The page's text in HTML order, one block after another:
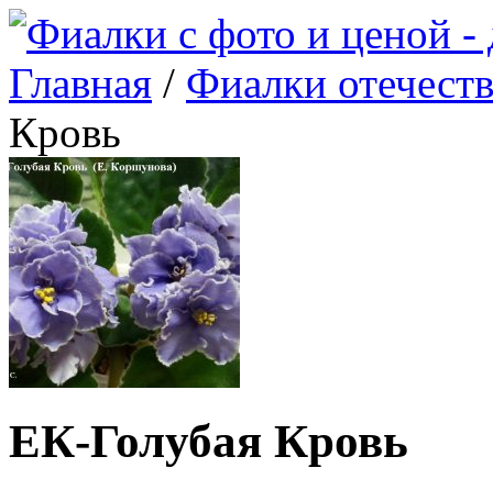
Главная / Фиалки
Кровь
ЕК-Голубая Кровь